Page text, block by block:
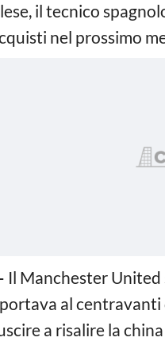
il tecnico
nel prossimo
Il Manchester
al
a risalire la